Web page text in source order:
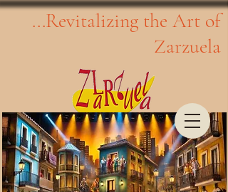
...Revitalizing the Art of
Zarzuela